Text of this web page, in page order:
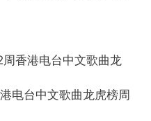
香港电台中文歌曲龙
电台中文歌曲龙虎榜周